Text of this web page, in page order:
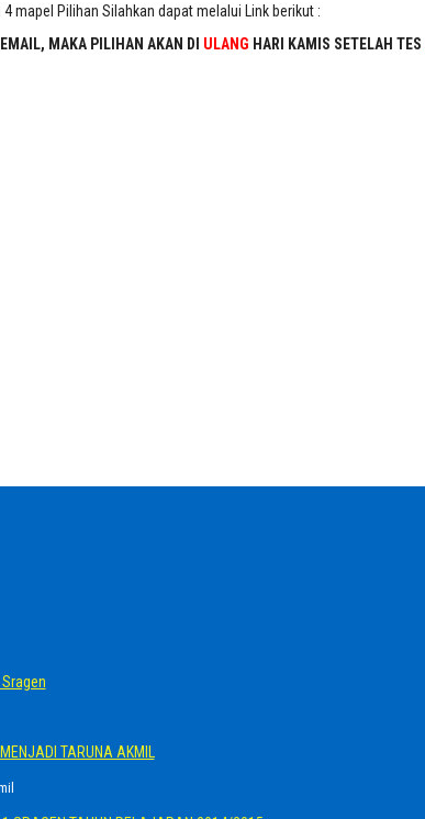
mapel Pilihan Silahkan dapat melalui Link berikut :
MAKA PILIHAN AKAN DI ULANG HARI KAMIS SETELAH TES
TARUNA AKMIL